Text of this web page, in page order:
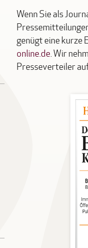
Wenn Sie als
genügt eine kurze
online.de. Wir
Presseverteiler